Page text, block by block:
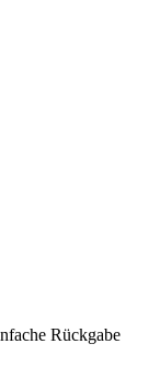
Rückgabe